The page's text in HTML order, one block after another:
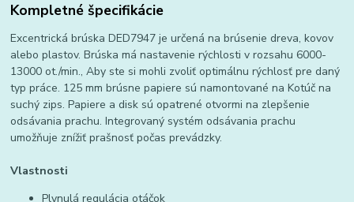
Kompletné špecifikácie
Excentrická brúska DED7947 je určená na brúsenie dreva, kovov
alebo plastov. Brúska má nastavenie rýchlosti v rozsahu 6000-
13000 ot./min., Aby ste si mohli zvoliť optimálnu rýchlosť pre daný
typ práce. 125 mm brúsne papiere sú namontované na Kotúč na
suchý zips. Papiere a disk sú opatrené otvormi na zlepšenie
odsávania prachu. Integrovaný systém odsávania prachu
umožňuje znížiť prašnosť počas prevádzky.
Vlastnosti
Plynulá regulácia otáčok